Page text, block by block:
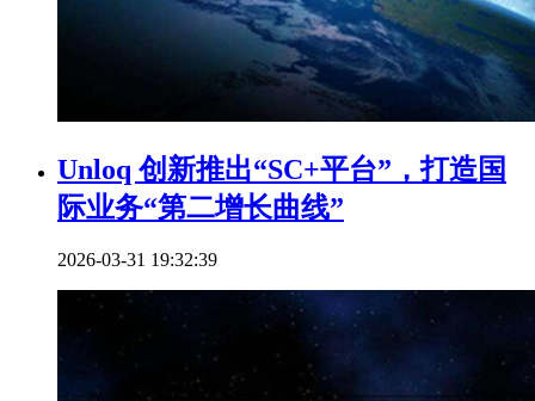
Unloq 创新推出“SC+平台”，打造国
际业务“第二增长曲线”
2026-03-31 19:32:39